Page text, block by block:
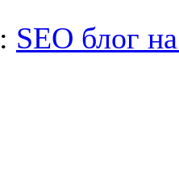
SEO блог